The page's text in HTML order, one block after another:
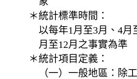
＊統計標準時間：
以每年1月至3月、4月
月至12月之事實為準
＊統計項目定義：
（一）一般地區：除